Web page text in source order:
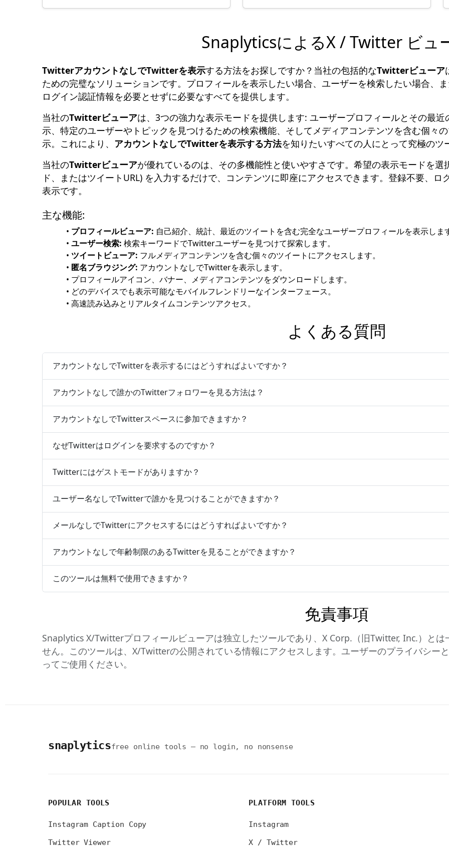
SnaplyticsによるX / Twitter ビュ
TwitterアカウントなしでTwitterを表示する方法をお探しですか？当社の包括的なTwitterビューア
ための完璧なソリューションです。プロフィールを表示したい場合、ユーザーを検索したい場合、
ログイン認証情報を必要とせずに必要なすべてを提供します。
当社のTwitterビューアは、3つの強力な表示モードを提供します: ユーザープロフィールとその最
示、特定のユーザーやトピックを見つけるための検索機能、そしてメディアコンテンツを含む個々
示。これにより、 アカウントなしでTwitterを表示する方法を知りたいすべての人にとって究極のツ
当社のTwitterビューアが優れているのは、その多機能性と使いやすさです。希望の表示モードを
ド、またはツイートURL) を入力するだけで、コンテンツに即座にアクセスできます。登録不要、
表示です。
主な機能:
• プロフィールビューア: 自己紹介、統計、最近のツイートを含む完全なユーザープロフィールを表示しま
• ユーザー検索: 検索キーワードでTwitterユーザーを見つけて探索します。
• ツイートビューア: フルメディアコンテンツを含む個々のツイートにアクセスします。
• 匿名ブラウジング: アカウントなしでTwitterを表示します。
• プロフィールアイコン、バナー、メディアコンテンツをダウンロードします。
• どのデバイスでも表示可能なモバイルフレンドリーなインターフェース。
• 高速読み込みとリアルタイムコンテンツアクセス。
よくある質問
アカウントなしでTwitterを表示するにはどうすればよいですか？
アカウントなしで誰かのTwitterフォロワーを見る方法は？
アカウントなしでTwitterスペースに参加できますか？
なぜTwitterはログインを要求するのですか？
Twitterにはゲストモードがありますか？
ユーザー名なしでTwitterで誰かを見つけることができますか？
メールなしでTwitterにアクセスするにはどうすればよいですか？
アカウントなしで年齢制限のあるTwitterを見ることができますか？
このツールは無料で使用できますか？
免責事項
Snaplytics X/Twitterプロフィールビューアは独立したツールであり、X Corp.（旧Twitter, Inc.）と
せん。このツールは、X/Twitterの公開されている情報にアクセスします。ユーザーのプライバシー
ってご使用ください。
snaplyticsfree online tools — no login, no nonsense
POPULAR TOOLS
Instagram Caption Copy
Twitter Viewer
PLATFORM TOOLS
Instagram
X / Twitter